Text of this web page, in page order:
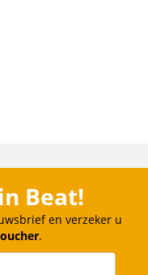
Beat!
en verzeker u
.